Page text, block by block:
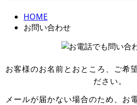
HOME
お問い合わせ
お客様のお名前とおところ、ご希
ださい。
メールが届かない場合のため、お